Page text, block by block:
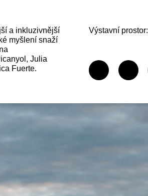
a inkluzivnější
myšlení snaží
Julia
Fuerte.
Výstavní prostor: